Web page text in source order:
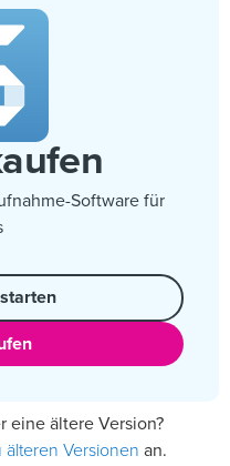
Software für
eine ältere Version?
älteren Versionen an.